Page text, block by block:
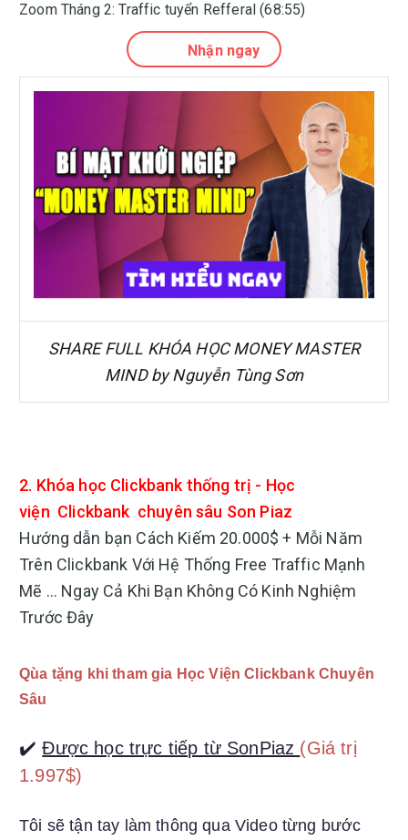
Zoom Tháng 2: Traffic tuyển Refferal (68:55)
Nhận ngay
SHARE FULL KHÓA HỌC MONEY MASTER
MIND by Nguyễn Tùng Sơn
2. Khóa học Clickbank thống trị - Học
viện Clickbank chuyên sâu Son Piaz
Hướng dẫn bạn Cách Kiếm 20.000$ + Mỗi Năm
Trên Clickbank Với Hệ Thống Free Traffic Mạnh
Mẽ ... Ngay Cả Khi Bạn Không Có Kinh Nghiệm
Trước Đây
Qùa tặng khi tham gia Học Viện Clickbank Chuyên
Sâu
✔️ Được học trực tiếp từ SonPiaz (Giá trị
1.997$)
Tôi sẽ tận tay làm thông qua Video từng bước